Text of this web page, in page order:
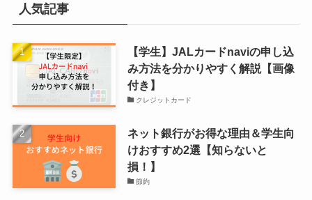
人気記事
【学生】JALカードnaviの申し込
み方法を分かりやすく解説【画像
付き】
クレジットカード
ネット銀行がお得な理由＆学生向
けおすすめ2選【知らないと
損！】
節約